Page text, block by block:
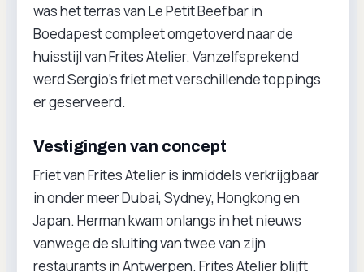
was het terras van Le Petit Beefbar in
Boedapest compleet omgetoverd naar de
huisstijl van Frites Atelier. Vanzelfsprekend
werd Sergio’s friet met verschillende toppings
er geserveerd.
Vestigingen van concept
Friet van Frites Atelier is inmiddels verkrijgbaar
in onder meer Dubai, Sydney, Hongkong en
Japan. Herman kwam onlangs in het nieuws
vanwege de sluiting van twee van zijn
restaurants in Antwerpen. Frites Atelier blijft